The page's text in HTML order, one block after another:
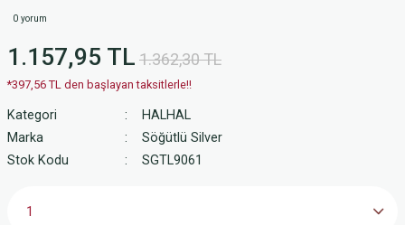
0 yorum
1.157,95 TL 1.362,30 TL
*397,56 TL den başlayan taksitlerle!!
Kategori
HALHAL
Marka
Söğütlü Silver
Stok Kodu
SGTL9061